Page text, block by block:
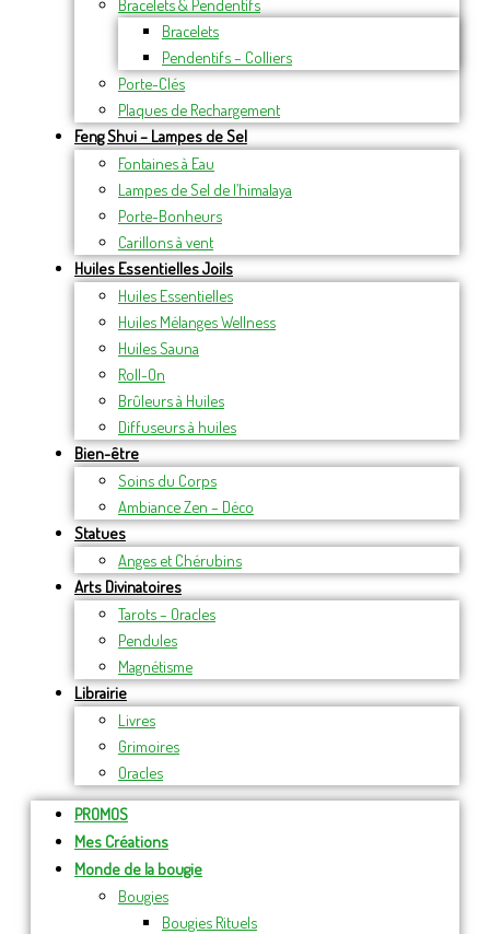
Bracelets & Pendentifs
Bracelets
Pendentifs – Colliers
Porte-Clés
Plaques de Rechargement
Feng Shui – Lampes de Sel
Fontaines à Eau
Lampes de Sel de l’himalaya
Porte-Bonheurs
Carillons à vent
Huiles Essentielles Joils
Huiles Essentielles
Huiles Mélanges Wellness
Huiles Sauna
Roll-On
Brûleurs à Huiles
Diffuseurs à huiles
Bien-être
Soins du Corps
Ambiance Zen – Déco
Statues
Anges et Chérubins
Arts Divinatoires
Tarots – Oracles
Pendules
Magnétisme
Librairie
Livres
Grimoires
Oracles
PROMOS
Mes Créations
Monde de la bougie
Bougies
Bougies Rituels